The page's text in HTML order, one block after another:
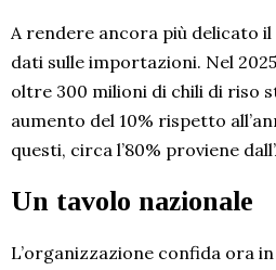
A rendere ancora più delicato
dati sulle importazioni. Nel
oltre 300 milioni di chili di riso
aumento del 10% rispetto
questi, circa l’80% proviene
Un tavolo nazionale
L’organizzazione confida ora